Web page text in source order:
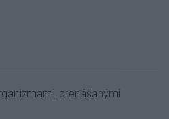
prenášanými